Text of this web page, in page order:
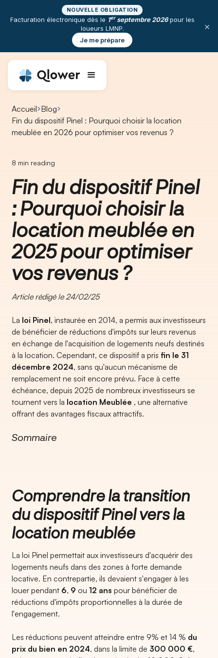
NOUVELLE OBLIGATION
Facturation électronique dès le 1erseptembre 2026pour les
loueurs LMNP.
Je me prépare
×
Accueil Blog
Fin du dispositif Pinel : Pourquoi choisir la location
meublée en 2026 pour optimiser vos revenus ?
8 min reading
Fin du dispositif Pinel
: Pourquoi choisir la
location meublée en
2025 pour optimiser
vos revenus ?
Article rédigé le 24/02/25
La loi Pinel, instaurée en 2014, a permis aux investisseurs
de bénéficier de réductions d'impôts sur leurs revenus
en échange de l'acquisition de logements neufs destinés
à la location. Cependant, ce dispositif a pris fin le 31
décembre 2024, sans qu'aucun mécanisme de
remplacement ne soit encore prévu. Face à cette
échéance, depuis 2025 de nombreux investisseurs se
tournent vers la location Meublée , une alternative
offrant des avantages fiscaux attractifs.
Sommaire
Comprendre la transition
du dispositif Pinel vers la
location meublée
La loi Pinel permettait aux investisseurs d'acquérir des
logements neufs dans des zones à forte demande
locative. En contrepartie, ils devaient s'engager à les
louer pendant 6, 9 ou 12 ans pour bénéficier de
réductions d'impôts proportionnelles à la durée de
l'engagement.
Les réductions peuvent atteindre entre 9% et 14 % du
prix du bien en 2024, dans la limite de 300 000 €,